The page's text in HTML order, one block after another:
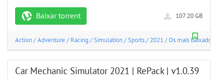
Baixar torrent 107.20 GB
Action/Adventure / Racing /Simulation/Sports/ 2021 /Os mais baixados
Car Mechanic Simulator 2021 | RePack | v1.0.39